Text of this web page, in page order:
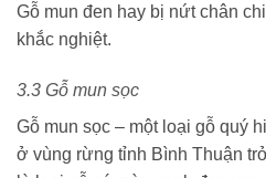
Gỗ mun đen hay bị nứt chân
khắc nghiệt.
3.3 Gỗ mun sọc
Gỗ mun sọc – một loại gỗ quý
ở vùng rừng tỉnh Bình Thuận